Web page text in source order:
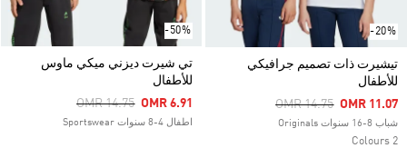
-20%
تيشيرت ذات تصميم جرافيكي
للأطفال
Price Reduced From
OMR 14.75ToOMR 11.07
شباب 8-16 سنوات Originals
2 Colours
-50%
تي شيرت ديزني ميكي ماوس
للأطفال
Price Reduced From
OMR 14.75ToOMR 6.91
اطفال 4-8 سنوات Sportswear